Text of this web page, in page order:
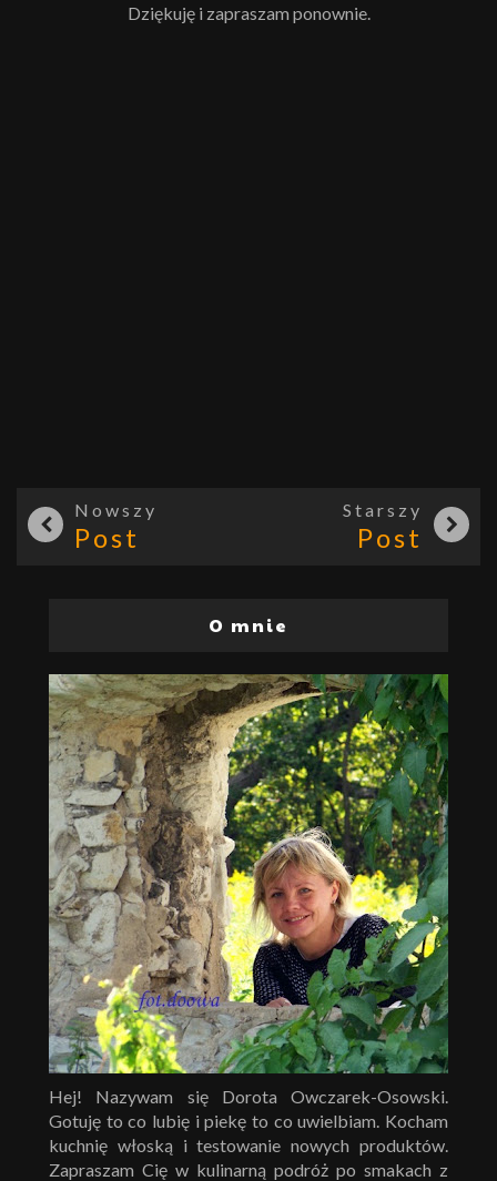
Dziękuję i zapraszam ponownie.
Nowszy
Post
Starszy
Post
O mnie
Hej! Nazywam się Dorota Owczarek-Osowski.
Gotuję to co lubię i piekę to co uwielbiam. Kocham
kuchnię włoską i testowanie nowych produktów.
Zapraszam Cię w kulinarną podróż po smakach z